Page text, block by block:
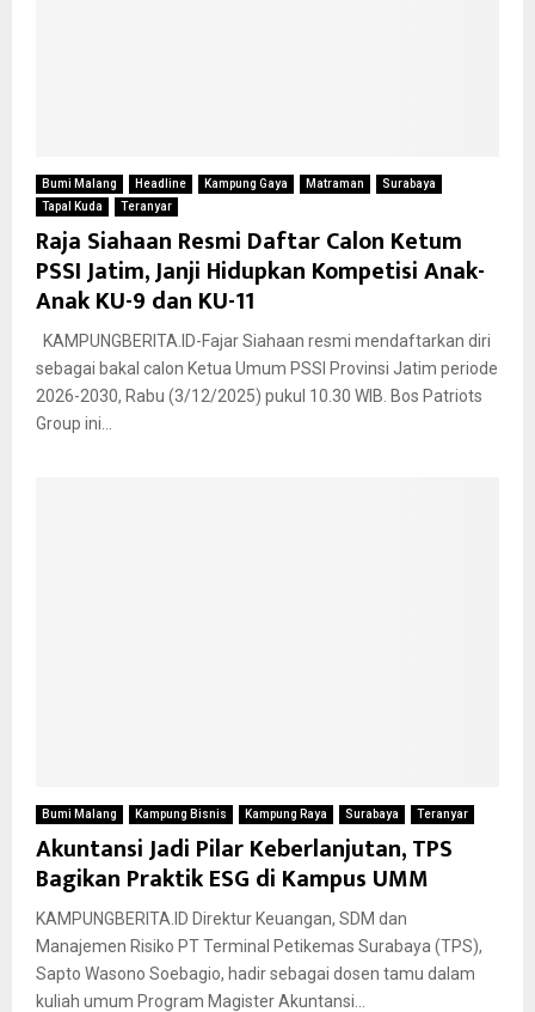
Bumi Malang Headline Kampung Gaya Matraman
Surabaya
Tapal Kuda
Teranyar
Raja Siahaan Resmi Daftar Calon Ketum
PSSI Jatim, Janji Hidupkan Kompetisi Anak-
Anak KU-9 dan KU-11
KAMPUNGBERITA.ID-Fajar Siahaan resmi mendaftarkan diri
sebagai bakal calon Ketua Umum PSSI Provinsi Jatim periode
2026-2030, Rabu (3/12/2025) pukul 10.30 WIB. Bos Patriots
Group ini...
Bumi Malang Kampung Bisnis Kampung Raya Surabaya Teranyar
Akuntansi Jadi Pilar Keberlanjutan, TPS
Bagikan Praktik ESG di Kampus UMM
KAMPUNGBERITA.ID Direktur Keuangan, SDM dan
Manajemen Risiko PT Terminal Petikemas Surabaya (TPS),
Sapto Wasono Soebagio, hadir sebagai dosen tamu dalam
kuliah umum Program Magister Akuntansi...